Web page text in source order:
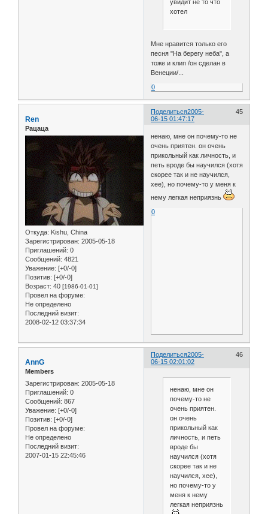
увидит не то что
хотел
Мне нравится только его
песня "На берегу неба", а
тоже и клип /он сделан в
Венеции/...
0
Поделиться 45
2005-
06-15 01:47:17
Ren
Рацаца
Откуда: Kishu, China
Зарегистрирован: 2005-05-18
Приглашений: 0
Сообщений: 4821
Уважение: [+0/-0]
Позитив: [+0/-0]
Возраст: 40 [1986-01-01]
Провел на форуме:
Не определено
Последний визит:
2008-02-12 03:37:34
ненаю, мне он почему-то не
очень приятен. он очень
прикольный как личность, и
петь вроде бы научился (хотя
скорее так и не научился,
хее), но почему-то у меня к
нему легкая неприязнь
0
Поделиться 46
2005-
06-15 02:01:02
AnnG
Members
Зарегистрирован: 2005-05-18
Приглашений: 0
Сообщений: 867
Уважение: [+0/-0]
Позитив: [+0/-0]
Провел на форуме:
Не определено
Последний визит:
2007-01-15 22:45:46
ненаю, мне он
почему-то не
очень приятен.
он очень
прикольный как
личность, и петь
вроде бы
научился (хотя
скорее так и не
научился, хее),
но почему-то у
меня к нему
легкая неприязнь